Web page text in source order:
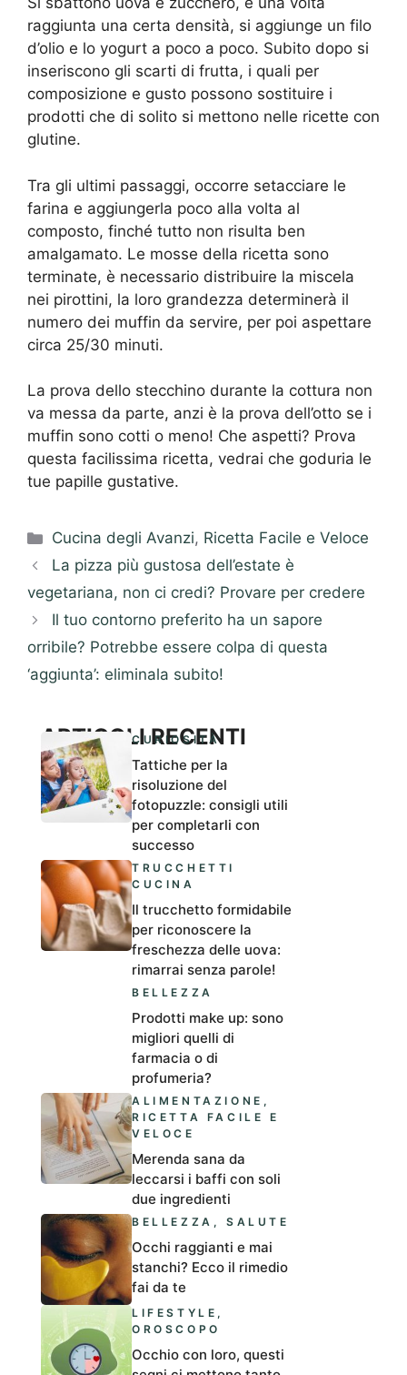
raggiunta una certa densità, si aggiunge un filo
d’olio e lo yogurt a poco a poco. Subito dopo si
inseriscono gli scarti di frutta, i quali per
composizione e gusto possono sostituire i
prodotti che di solito si mettono nelle ricette con
glutine.
Tra gli ultimi passaggi, occorre setacciare le
farina e aggiungerla poco alla volta al
composto, finché tutto non risulta ben
amalgamato. Le mosse della ricetta sono
terminate, è necessario distribuire la miscela
nei pirottini, la loro grandezza determinerà il
numero dei muffin da servire, per poi aspettare
circa 25/30 minuti.
La prova dello stecchino durante la cottura non
va messa da parte, anzi è la prova dell’otto se i
muffin sono cotti o meno! Che aspetti? Prova
questa facilissima ricetta, vedrai che goduria le
tue papille gustative.
Categorie
Cucina degli Avanzi, Ricetta Facile e Veloce
La pizza più gustosa dell’estate è
vegetariana, non ci credi? Provare per credere
Il tuo contorno preferito ha un sapore
orribile? Potrebbe essere colpa di questa
‘aggiunta’: eliminala subito!
ARTICOLI RECENTI
CURIOSITÀ
Tattiche per la
risoluzione del
fotopuzzle: consigli utili
per completarli con
successo
TRUCCHETTI
CUCINA
Il trucchetto formidabile
per riconoscere la
freschezza delle uova:
rimarrai senza parole!
BELLEZZA
Prodotti make up: sono
migliori quelli di
farmacia o di
profumeria?
ALIMENTAZIONE ,
RICETTA FACILE E
VELOCE
Merenda sana da
leccarsi i baffi con soli
due ingredienti
BELLEZZA ,SALUTE
Occhi raggianti e mai
stanchi? Ecco il rimedio
fai da te
LIFESTYLE ,
OROSCOPO
Occhio con loro, questi